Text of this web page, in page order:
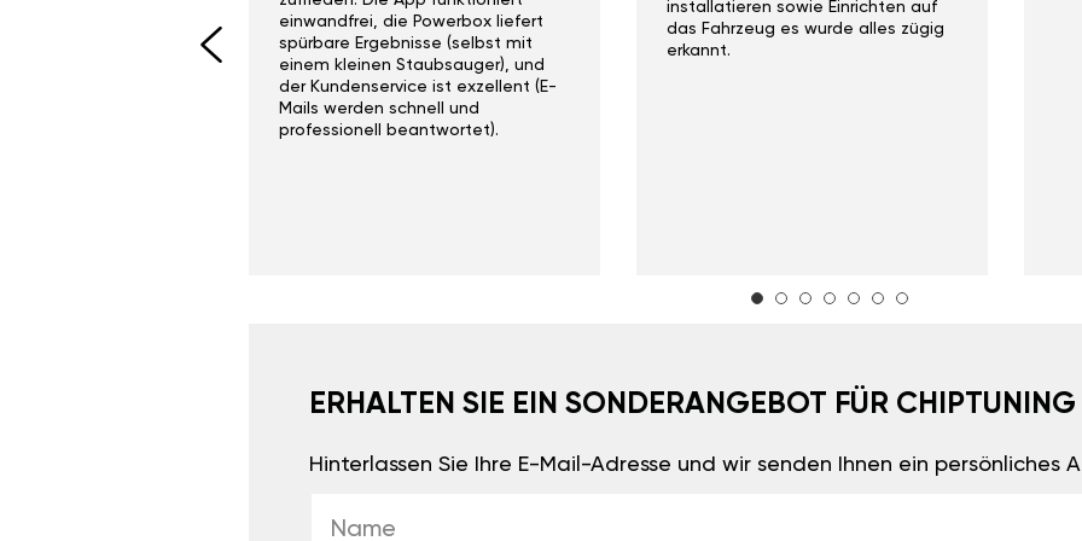
einwandfrei, die Powerbox liefert
spürbare Ergebnisse (selbst mit
einem kleinen Staubsauger), und
der Kundenservice ist exzellent (E-
Mails werden schnell und
professionell beantwortet).
installatieren sowie Einrichten auf
das Fahrzeug es wurde alles zügig
erkannt.
ERHALTEN SIE EIN SONDERANGEBOT FÜR CHIPTUNING
Hinterlassen Sie Ihre E-Mail-Adresse und wir senden Ihnen ein persönliches